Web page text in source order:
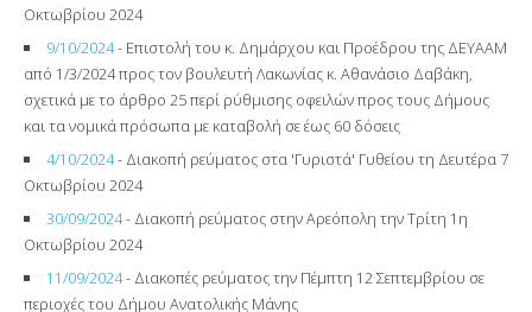
Οκτωβρίου 2024
9/10/2024- Επιστολή του κ. Δημάρχου και Προέδρου της ΔΕΥΑΑΜ
από 1/3/2024 προς τον βουλευτή Λακωνίας κ. Αθανάσιο Δαβάκη,
σχετικά με το άρθρο 25 περί ρύθμισης οφειλών προς τους Δήμους
και τα νομικά πρόσωπα με καταβολή σε έως 60 δόσεις
4/10/2024- Διακοπή ρεύματος στα 'Γυριστά' Γυθείου τη Δευτέρα 7
Οκτωβρίου 2024
30/09/2024- Διακοπή ρεύματος στην Αρεόπολη την Τρίτη 1η
Οκτωβρίου 2024
11/09/2024- Διακοπές ρεύματος την Πέμπτη 12 Σεπτεμβρίου σε
περιοχές του Δήμου Ανατολικής Μάνης